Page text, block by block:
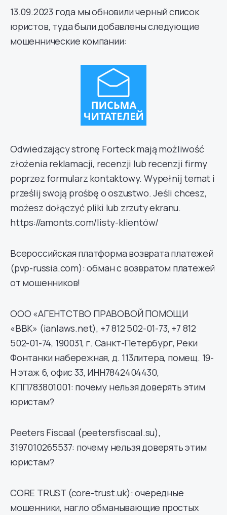
13.09.2023 года мы обновили черный список
юристов, туда были добавлены следующие
мошеннические компании:
Odwiedzający stronę Forteck mają możliwość
złożenia reklamacji, recenzji lub recenzji firmy
poprzez formularz kontaktowy. Wypełnij temat i
prześlij swoją prośbę o oszustwo. Jeśli chcesz,
możesz dołączyć pliki lub zrzuty ekranu.
https://amonts.com/listy-klientów/
Всероссийская платформа возврата платежей
(pvp-russia.com): обман с возвратом платежей
от мошенников!
ООО «АГЕНТСТВО ПРАВОВОЙ ПОМОЩИ
«ВВК» (ianlaws.net), +7 812 502-01-73, +7 812
502-01-74, 190031, г. Санкт-Петербург, Реки
Фонтанки набережная, д. 113литера, помещ. 19-
Н этаж 6, офис 33, ИНН7842404430,
КПП783801001: почему нельзя доверять этим
юристам?
Peeters Fiscaal (peetersfiscaal.su),
3197010265537: почему нельзя доверять этим
юристам?
CORE TRUST (core-trust.uk): очередные
мошенники, нагло обманывающие простых